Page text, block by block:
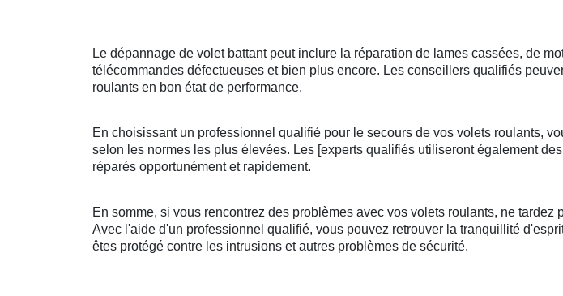
Le dépannage de volet battant peut inclure la réparation de lames cassées, de
télécommandes défectueuses et bien plus encore. Les conseillers qualifiés
roulants en bon état de performance.
En choisissant un professionnel qualifié pour le secours de vos volets roulants,
selon les normes les plus élevées. Les [experts qualifiés utiliseront également
réparés opportunément et rapidement.
En somme, si vous rencontrez des problèmes avec vos volets roulants, ne
Avec l'aide d'un professionnel qualifié, vous pouvez retrouver la tranquillité
êtes protégé contre les intrusions et autres problèmes de sécurité.